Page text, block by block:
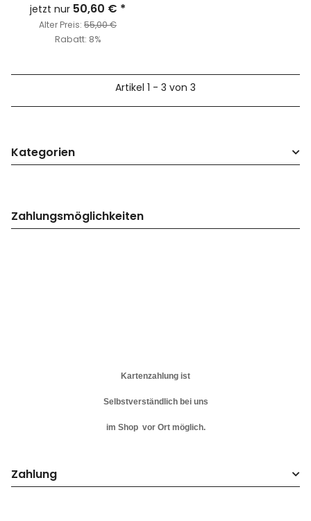
jetzt nur 50,60 € *
Alter Preis: 55,00 €
Rabatt: 8%
Artikel 1 - 3 von 3
Kategorien
Zahlungsmöglichkeiten
Kartenzahlung ist
Selbstverständlich bei uns
im Shop vor Ort möglich.
Zahlung